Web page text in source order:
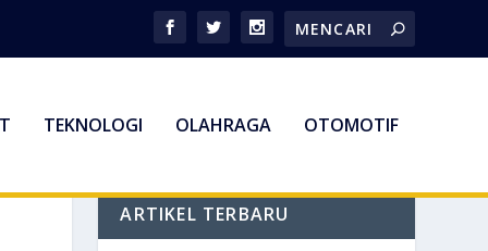
TEKNOLOGI OLAHRAGA OTOMOTIF
ARTIKEL TERBARU